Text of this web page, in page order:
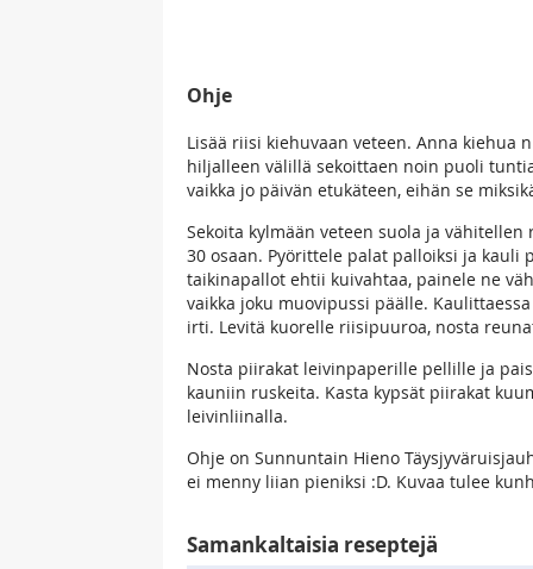
Ohje
Lisää riisi kiehuvaan veteen. Anna kiehua
hiljalleen välillä sekoittaen noin puoli
vaikka jo päivän etukäteen, eihän se
Sekoita kylmään veteen suola ja
30 osaan. Pyörittele palat palloiksi ja kauli
taikinapallot ehtii kuivahtaa, painele ne
vaikka joku muovipussi päälle.
irti. Levitä kuorelle riisipuuroa, nosta
Nosta piirakat leivinpaperille pellille ja
kauniin ruskeita. Kasta kypsät piirakat
leivinliinalla.
Ohje on Sunnuntain Hieno
ei menny liian pieniksi :D. Kuvaa tulee
Samankaltaisia reseptejä